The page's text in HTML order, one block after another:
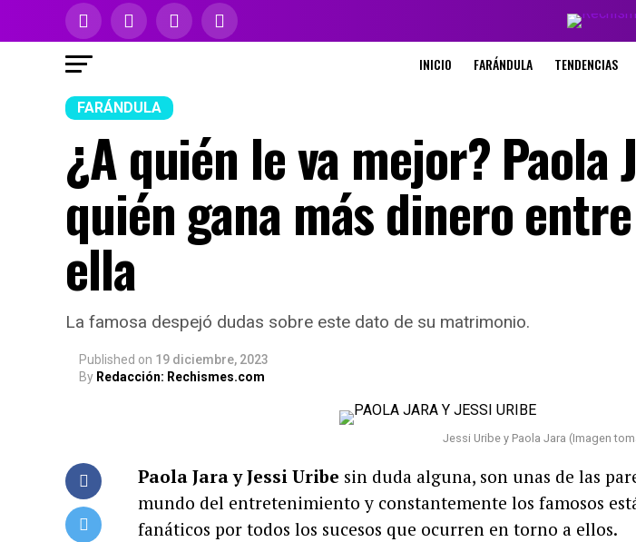
INICIO FARÁNDULA TENDENCIAS
FARÁNDULA
¿A quién le va mejor? Paola
quién gana más dinero
ella
La famosa despejó dudas sobre este dato de su matrimonio.
Published on 19 diciembre, 2023
By Redacción: Rechismes.com
Jessi Uribe y Paola Jara (Imagen
Paola Jara y Jessi Uribe sin duda alguna, son unas de las
mundo del entretenimiento y constantemente los famosos
fanáticos por todos los sucesos que ocurren en torno a ellos.